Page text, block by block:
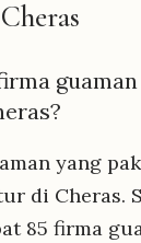
yang
di Cheras.
85 firma